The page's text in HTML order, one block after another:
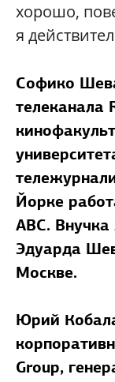
хорошо,
я
Софико
телеканала
Йорке
АВС. Внучка
Эдуарда
Москве.
Юрий
Group,